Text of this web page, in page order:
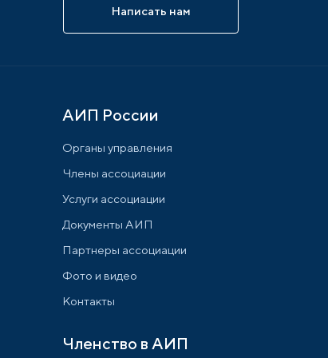
Написать нам
АИП России
Органы управления
Члены ассоциации
Услуги ассоциации
Документы АИП
Партнеры ассоциации
Фото и видео
Контакты
Членство в АИП